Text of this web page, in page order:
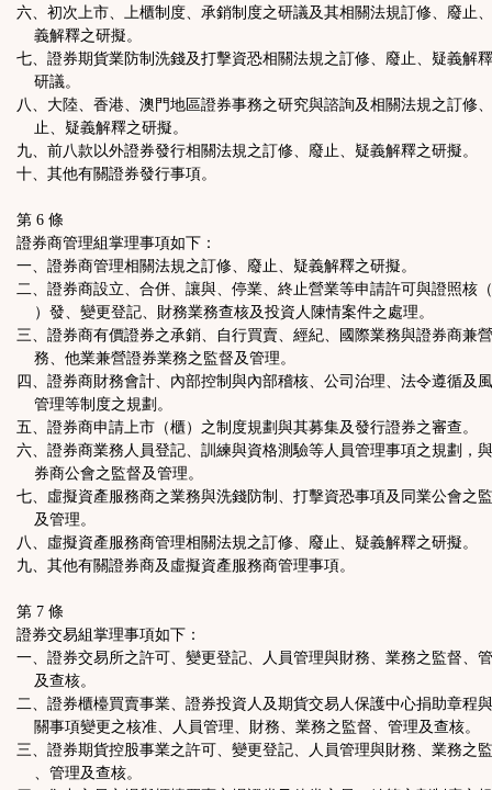
六、初次上市、上櫃制度、承銷制度之研議及其相關法規訂修、廢止
義解釋之研擬。
七、證券期貨業防制洗錢及打擊資恐相關法規之訂修、廢止、疑義解
研議。
八、大陸、香港、澳門地區證券事務之研究與諮詢及相關法規之訂修
止、疑義解釋之研擬。
九、前八款以外證券發行相關法規之訂修、廢止、疑義解釋之研擬。
十、其他有關證券發行事項。
第 6 條
證券商管理組掌理事項如下：
一、證券商管理相關法規之訂修、廢止、疑義解釋之研擬。
二、證券商設立、合併、讓與、停業、終止營業等申請許可與證照核
）發、變更登記、財務業務查核及投資人陳情案件之處理。
三、證券商有價證券之承銷、自行買賣、經紀、國際業務與證券商兼
務、他業兼營證券業務之監督及管理。
四、證券商財務會計、內部控制與內部稽核、公司治理、法令遵循及
管理等制度之規劃。
五、證券商申請上市（櫃）之制度規劃與其募集及發行證券之審查。
六、證券商業務人員登記、訓練與資格測驗等人員管理事項之規劃，
券商公會之監督及管理。
七、虛擬資產服務商之業務與洗錢防制、打擊資恐事項及同業公會之
及管理。
八、虛擬資產服務商管理相關法規之訂修、廢止、疑義解釋之研擬。
九、其他有關證券商及虛擬資產服務商管理事項。
第 7 條
證券交易組掌理事項如下：
一、證券交易所之許可、變更登記、人員管理與財務、業務之監督、
及查核。
二、證券櫃檯買賣事業、證券投資人及期貨交易人保護中心捐助章程
關事項變更之核准、人員管理、財務、業務之監督、管理及查核。
三、證券期貨控股事業之許可、變更登記、人員管理與財務、業務之
、管理及查核。